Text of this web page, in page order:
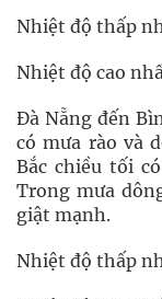
Nhiệt độ thấp
Nhiệt độ cao
Đà Nẵng đến
có mưa rào và
Bắc chiều tối
Trong mưa
giật mạnh.
Nhiệt độ thấp